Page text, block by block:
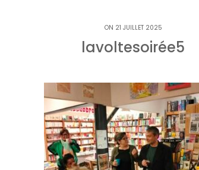
ON 21 JUILLET 2025
lavoltesoirée5